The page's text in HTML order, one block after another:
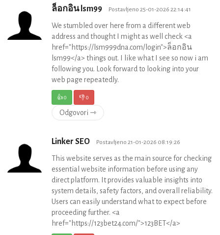
ล็อกอิน lsm99 Postavljeno 25-01-2026 22:14:41
We stumbled over here from a different web
address and thought I might as well check <a
href="https://lsm999dna.com/login">ล็อกอิน
lsm99</a> things out. I like what I see so now i am
following you. Look forward to looking into your
web page repeatedly.
👍0 👎0
Odgovori ⇾
Linker SEO Postavljeno 21-01-2026 08:19:26
This website serves as the main source for checking
essential website information before using any
direct platform. It provides valuable insights into
system details, safety factors, and overall reliability.
Users can easily understand what to expect before
proceeding further. <a
href="https://123bet24.com/">123BET</a>